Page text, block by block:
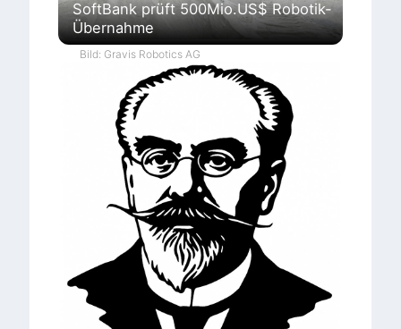
SoftBank prüft 500Mio.US$ Robotik-
Übernahme
Bild: Gravis Robotics AG